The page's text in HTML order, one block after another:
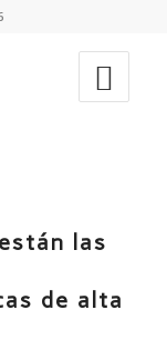
las
de alta